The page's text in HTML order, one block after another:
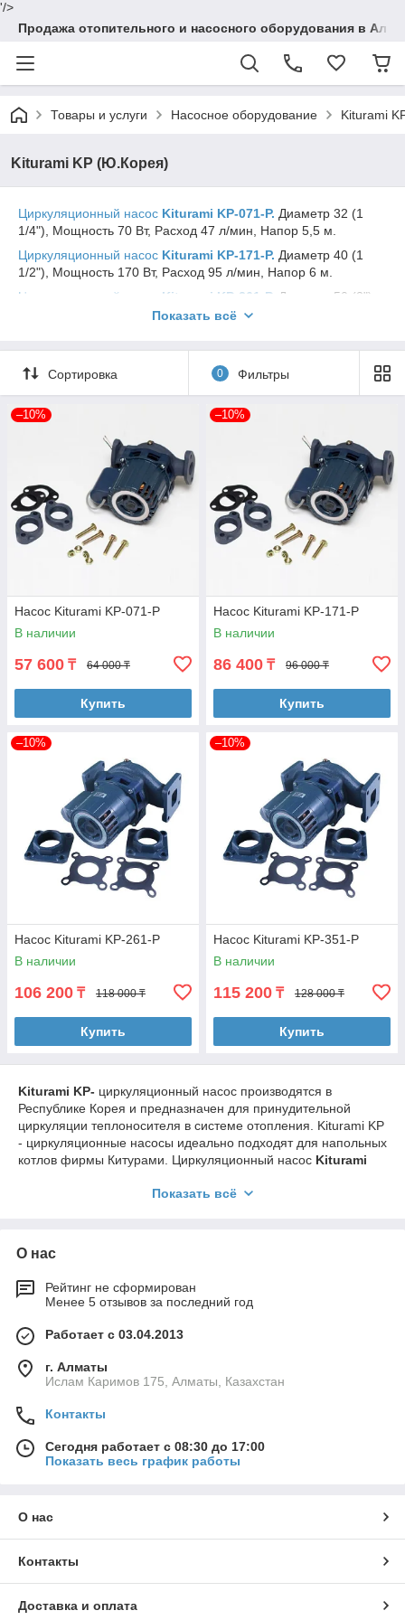
'/>
Продажа отопительного и насосного оборудования в
Товары и услуги Насосное оборудование Kiturami
Kiturami KP (Ю.Корея)
Циркуляционный насос Kiturami KP-071-P. Диаметр 32 (1
1/4"), Мощность 70 Вт, Расход 47 л/мин, Напор 5,5 м.
Циркуляционный насос Kiturami KP-171-P. Диаметр 40 (1
1/2"), Мощность 170 Вт, Расход 95 л/мин, Напор 6 м.
Циркуляционный насос Kiturami KP-261-P.
Диаметр 50 (2"),
Мощность 260 Вт, Расход 188 л/мин, Напор 5,5 м.
Мощность 350 Вт, Расход 230 л/мин, Напор 6,5 м.
Показать всё
Сортировка 0 Фильтры
–10%
Насос Kiturami KP-071-P
В наличии
57 600 ₸ 64 000 ₸
Купить
–10%
Насос Kiturami KP-171-P
В наличии
86 400 ₸ 96 000 ₸
Купить
–10%
Насос Kiturami KP-261-P
В наличии
106 200 ₸ 118 000 ₸
Купить
–10%
Насос Kiturami KP-351-P
В наличии
115 200 ₸ 128 000 ₸
Купить
Kiturami KP- циркуляционный насос производятся в
Республике Корея и предназначен для принудительной
циркуляции теплоносителя в системе отопления. Kiturami KP
- циркуляционные насосы идеально подходят для напольных
котлов фирмы Китурами. Циркуляционный насос Kiturami
корпуса с фланцевым подключением, пускового
Циркуляционные насосы от компании Kiturami высокого
беззвучно и потребляют минимум электроэнергии.
Показать всё
О нас
Рейтинг не сформирован
Менее 5 отзывов за последний год
Работает с 03.04.2013
г. Алматы
Ислам Каримов 175, Алматы, Казахстан
Контакты
Сегодня работает с 08:30 до 17:00
Показать весь график работы
О нас
Контакты
Доставка и оплата